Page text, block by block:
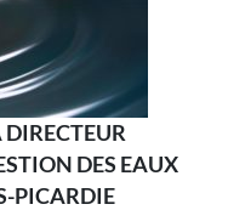
DIRECTEUR
DES EAUX
PICARDIE